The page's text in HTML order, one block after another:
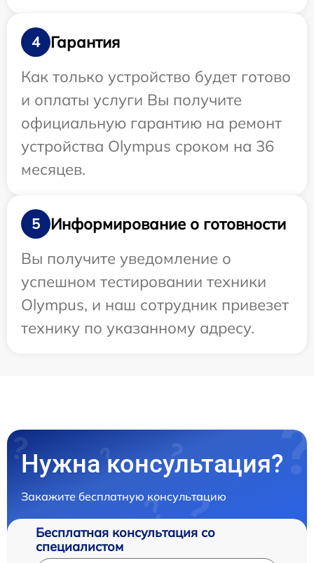
4
Гарантия
Как только устройство будет готово
и оплаты услуги Вы получите
официальную гарантию на ремонт
устройства Olympus сроком на 36
месяцев.
5
Информирование о готовности
Вы получите уведомление о
успешном тестировании техники
Olympus, и наш сотрудник привезет
технику по указанному адресу.
Нужна консультация?
Закажите бесплатную консультацию
Бесплатная консультация со
специалистом